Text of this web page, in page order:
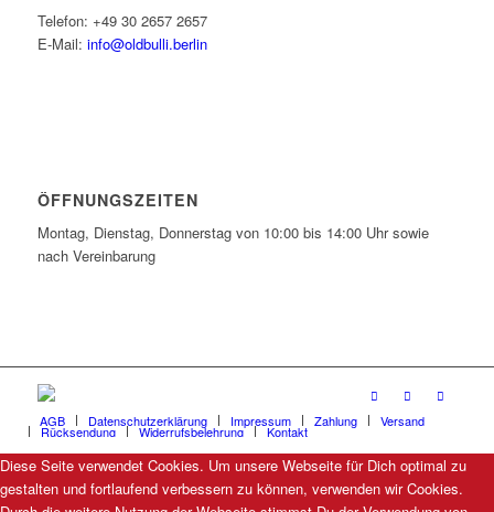
Telefon: +49 30 2657 2657
E-Mail: info@oldbulli.berlin
ÖFFNUNGSZEITEN
Montag, Dienstag, Donnerstag von 10:00 bis 14:00 Uhr sowie
nach Vereinbarung
AGB Datenschutzerklärung Impressum Zahlung Versand
Rücksendung Widerrufsbelehrung Kontakt
Diese Seite verwendet Cookies. Um unsere Webseite für Dich optimal zu
gestalten und fortlaufend verbessern zu können, verwenden wir Cookies.